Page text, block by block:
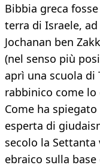
Bibbia greca
terra di Israele,
Jochanan ben
(nel senso più
aprì una scuola di
rabbinico come
Come ha
esperta di
secolo la
ebraico sulla